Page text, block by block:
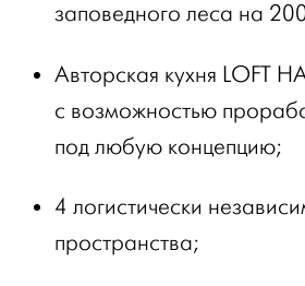
заповедного леса на
Авторская кухня LOFT
с возможностью
под любую концепцию;
4 логистически
пространства;